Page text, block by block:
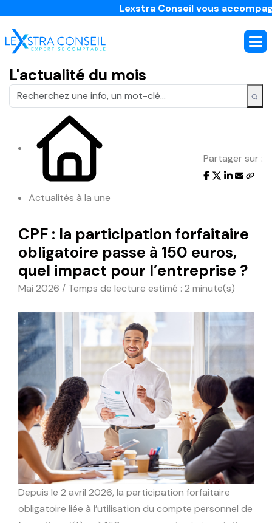
Lexstra Conseil vous
L'actualité du mois
Actualités à la une
Partager sur :
CPF : la participation forfaitaire
obligatoire passe à 150 euros,
quel impact pour l’entreprise ?
Mai 2026 / Temps de lecture estimé : 2 minute(s)
Depuis le 2 avril 2026, la participation forfaitaire
obligatoire liée à l’utilisation du compte personnel de